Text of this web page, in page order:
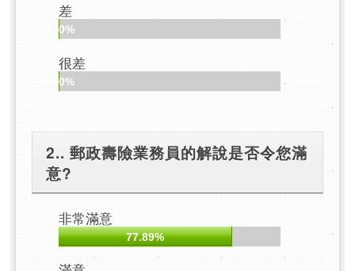
差
0%
很差
0%
2.. 郵政壽險業務員的解說是否令您滿
意?
非常滿意
77.89%